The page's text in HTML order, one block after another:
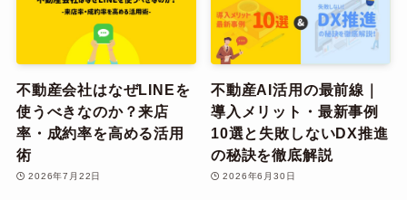
不動産会社はなぜLINEを
使うべきなのか？来店
率・成約率を高める活用
術
2026年7月22日
不動産AI活用の最前線｜
導入メリット・最新事例
10選と失敗しないDX推進
の秘訣を徹底解説
2026年6月30日